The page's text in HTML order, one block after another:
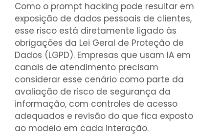
Como o prompt hacking pode resultar em
exposição de dados pessoais de clientes,
esse risco está diretamente ligado às
obrigações da Lei Geral de Proteção de
Dados (LGPD). Empresas que usam IA em
canais de atendimento precisam
considerar esse cenário como parte da
avaliação de risco de segurança da
informação, com controles de acesso
adequados e revisão do que fica exposto
ao modelo em cada interação.